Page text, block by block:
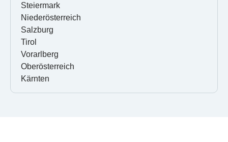
Steiermark
Niederösterreich
Salzburg
Tirol
Vorarlberg
Oberösterreich
Kärnten